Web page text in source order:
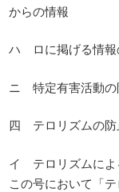
からの情報
ハ ロに掲げる情報
ニ 特定有害活動の
四 テロリズムの防
イ テロリズムによ
この号において「